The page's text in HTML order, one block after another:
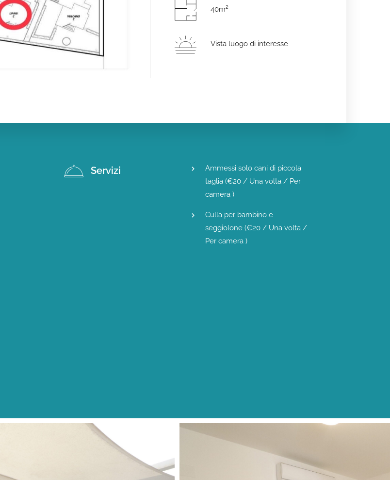
40m²
Vista luogo di interesse
Servizi
Ammessi solo cani di piccola
taglia (€20 / Una volta / Per
camera )
Culla per bambino e
seggiolone (€20 / Una volta /
Per camera )